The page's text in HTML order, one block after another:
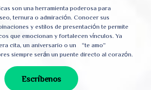
son una herramienta poderosa para
ternura o admiración. Conocer sus
y estilos de presentación te permite
que emocionan y fortalecen vínculos. Ya
cita, un aniversario o un “te amo”
siempre serán un puente directo al corazón.
Escríbenos